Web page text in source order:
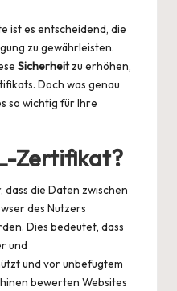
ist es entscheidend, die
zu gewährleisten.
Sicherheitzu erhöhen,
Doch was genau
so wichtig für Ihre
Zertifikat?
die Daten zwischen
des Nutzers
Dies bedeutet, dass
und
und vor unbefugtem
bewerten Websites